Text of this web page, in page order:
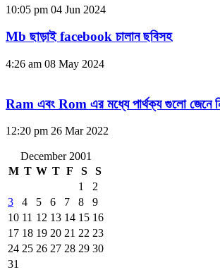
10:05 pm 04 Jun 2024
Mb ছাড়াই facebook চালান ছবিসহ
4:26 am 08 May 2024
Ram এবং Rom এর মধ্যে পার্থক্য গুলো জেনে
12:20 pm 26 Mar 2022
December 2001
M T W T F S
S
1
2
3
4 5 6 7 8
9
10 11 12 13 14 15 16
17 18 19 20 21 22 23
24 25 26 27 28 29 30
31